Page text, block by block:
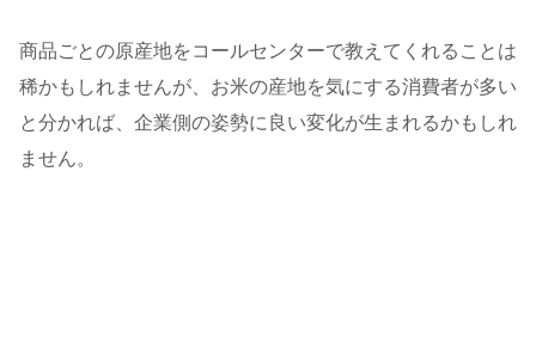
商品ごとの原産地をコールセンターで教えてくれることは
稀かもしれませんが、お米の産地を気にする消費者が多い
と分かれば、企業側の姿勢に良い変化が生まれるかもしれ
ません。